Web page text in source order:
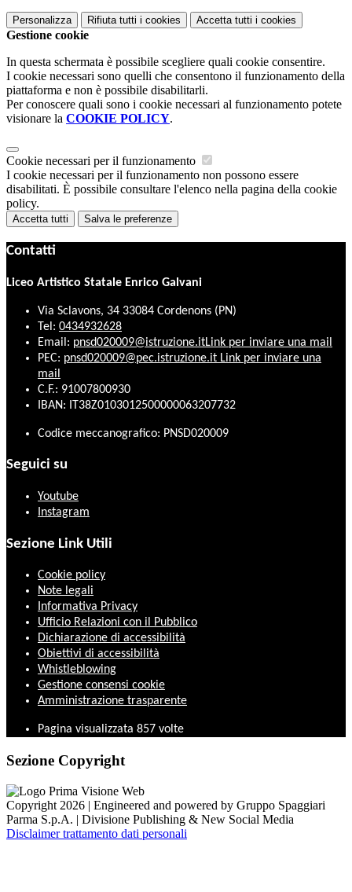
Personalizza Rifiuta tutti i cookies Accetta tutti i cookies
Gestione cookie
In questa schermata è possibile scegliere quali cookie consentire.
I cookie necessari sono quelli che consentono il funzionamento della
piattaforma e non è possibile disabilitarli.
Per conoscere quali sono i cookie necessari al funzionamento potete
visionare la COOKIE POLICY.
Cookie necessari per il funzionamento
I cookie necessari per il funzionamento non possono essere
disabilitati. È possibile consultare l'elenco nella pagina della cookie
policy.
Accetta tutti Salva le preferenze
Contatti
Liceo Artistico Statale Enrico Galvani
Via Sclavons, 34 33084 Cordenons (PN)
Tel: 0434932628
Email: pnsd020009@istruzione.itLink per inviare una mail
PEC: pnsd020009@pec.istruzione.it Link per inviare una
mail
C.F.: 91007800930
IBAN: IT38Z0103012500000063207732
Codice meccanografico: PNSD020009
Seguici su
Youtube
Instagram
Sezione Link Utili
Cookie policy
Note legali
Informativa Privacy
Ufficio Relazioni con il Pubblico
Dichiarazione di accessibilità
Obiettivi di accessibilità
Whistleblowing
Gestione consensi cookie
Amministrazione trasparente
Pagina visualizzata 857 volte
Sezione Copyright
Copyright 2026 | Engineered and powered by Gruppo Spaggiari
Parma S.p.A. | Divisione Publishing & New Social Media
Disclaimer trattamento dati personali